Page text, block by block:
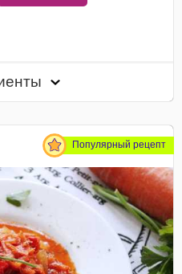
Популярный рецепт